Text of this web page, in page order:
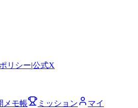
リシー|公式X
メモ帳 ミッション マイ